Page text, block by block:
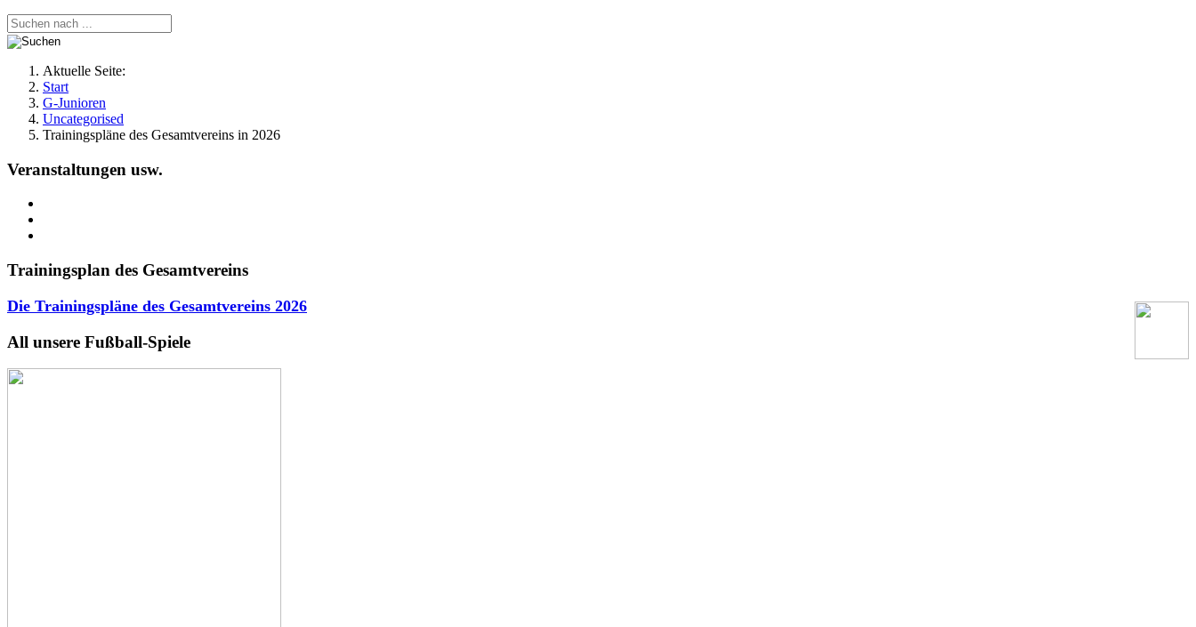
Aktuelle Seite:
Start
G-Junioren
Uncategorised
Trainingspläne des Gesamtvereins in 2026
Veranstaltungen usw.
Trainingsplan des Gesamtvereins
Die Trainingspläne des Gesamtvereins 2026
All unsere Fußball-Spiele